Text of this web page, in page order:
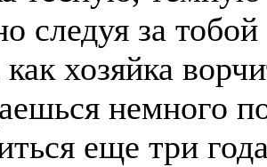
следуя за
хозяйка
немного
еще три